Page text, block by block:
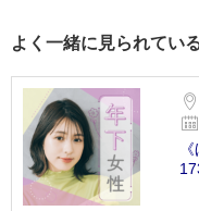
よく一緒に見られてい